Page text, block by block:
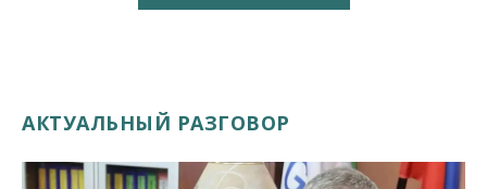
АКТУАЛЬНЫЙ РАЗГОВОР